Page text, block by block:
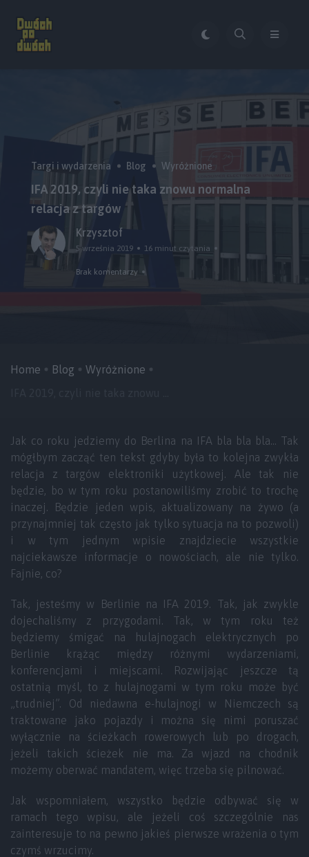
Targi i wydarzenia Blog Wyróżnione
IFA 2019, czyli nie taka znowu normalna
relacja z targów
Krzysztof
5 września 2019 16 minut czytania
Brak komentarzy
Home Blog
Wyróżnione
Jak co roku jedziemy do Berlina na IFA bla bla bla… Tak
mógłbym zacząć ten tekst gdyby była to kolejna zwykła
relacja z targów elektroniki użytkowej. Ale tak nie
będzie, bo w tym roku postanowiliśmy zrobić to trochę
inaczej. Będzie jeden wpis, aktualizowany na żywo (a
przynajmniej tak często jak tylko sytuacja na to pozwoli)
i w tym jednym wpisie znajdziecie wszystkie
najciekawsze informacje o nowościach, ale nie tylko.
Fajnie, co?
Tak, jesteśmy w Berlinie na IFA 2019. Tak, jak zwykle
dojechaliśmy z przygodami. Tak, w tym roku też
będziemy śmigać na hulajnogach elektrycznych po
Berlinie krążąc między różnymi wydarzeniami,
konferencjami i miejscami. Rozwijając jeszcze tą
ostatnią myśl, to z hulajnogami w tym roku może być
„trudniej”. Od niedawna e-hulajnogi w Niemczech są
traktowane jako pojazdy i można się nimi poruszać
wyłącznie na ścieżkach rowerowych lub po drogach,
jeżeli takich ścieżek nie ma. Za wjazd na chodnik
możemy oberwać mandatem, więc trzeba się pilnować.
Jak wspomniałem, wszystko będzie odbywać się w
ramach tego wpisu, ale jeżeli coś szczególnie nas
zainteresuje to na pewno jakieś pierwsze wrażenia o tym
czymś wrzucimy.